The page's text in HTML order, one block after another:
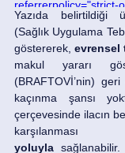
referrerpolicy="strict-
origin"
Yazıda belirtildiği
(Sağlık Uygulama
göstererek, evrensel
makul yararı
(BRAFTOVİ’nin)
kaçınma şansı
çerçevesinde ilacın
yoluyla